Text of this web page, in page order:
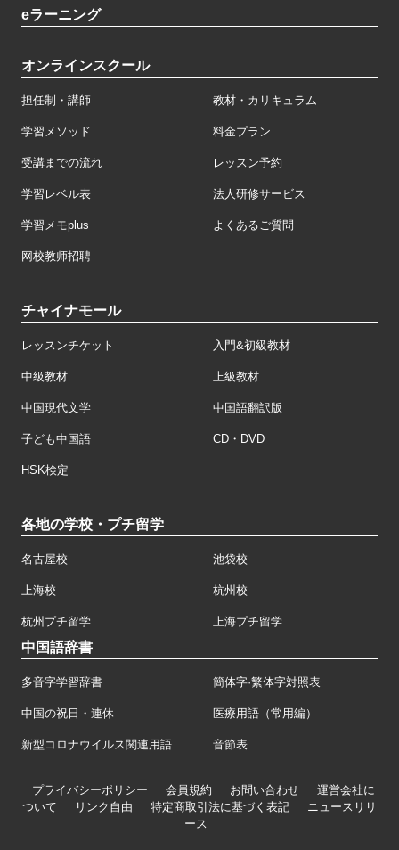
eラーニング
オンラインスクール
担任制・講師 教材・カリキュラム
学習メソッド 料金プラン
受講までの流れ レッスン予約
学習レベル表 法人研修サービス
学習メモplus よくあるご質問
网校教师招聘
チャイナモール
レッスンチケット 入門&初級教材
中級教材 上級教材
中国現代文学 中国語翻訳版
子ども中国語 CD・DVD
HSK検定
各地の学校・プチ留学
名古屋校 池袋校
上海校 杭州校
杭州プチ留学 上海プチ留学
中国語辞書
多音字学習辞書 簡体字·繁体字対照表
中国の祝日・連休 医療用語（常用編）
新型コロナウイルス関連用語 音節表
プライバシーポリシー 会員規約 お問い合わせ
運営会社に
ついて
リンク自由 特定商取引法に基づく表記
ニュースリリ
ース